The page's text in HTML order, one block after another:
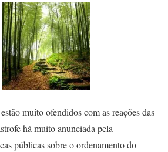
muito ofendidos com as reações das
há muito anunciada pela
públicas sobre o ordenamento do